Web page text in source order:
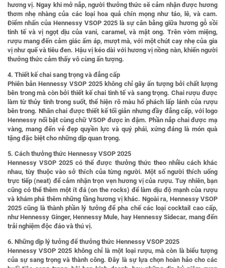
hương vị. Ngay khi mở nắp, người thưởng thức sẽ cảm nhận được hương
thơm nhẹ nhàng của các loại hoa quả chín mọng như táo, lê, và cam.
Điểm nhấn của Hennessy VSOP 2025 là sự cân bằng giữa hương gỗ sồi
tinh tế và vị ngọt dịu của vani, caramel, và mật ong. Trên vòm miệng,
rượu mang đến cảm giác ấm áp, mượt mà, với một chút cay nhẹ của gia
vị như quế và tiêu đen. Hậu vị kéo dài với hương vị nồng nàn, khiến người
thưởng thức cảm thấy vô cùng ấn tượng.
4. Thiết kế chai sang trọng và đẳng cấp
Phiên bản Hennessy VSOP 2025 không chỉ gây ấn tượng bởi chất lượng
bên trong mà còn bởi thiết kế chai tinh tế và sang trọng. Chai rượu được
làm từ thủy tinh trong suốt, thể hiện rõ màu hổ phách lấp lánh của rượu
bên trong. Nhãn chai được thiết kế tối giản nhưng đầy đẳng cấp, với logo
Hennessy nổi bật cùng chữ VSOP được in đậm. Phần nắp chai được mạ
vàng, mang đến vẻ đẹp quyền lực và quý phái, xứng đáng là món quà
tặng đặc biệt cho những dịp quan trọng.
5. Cách thưởng thức Hennessy VSOP 2025
Hennessy VSOP 2025 có thể được thưởng thức theo nhiều cách khác
nhau, tùy thuộc vào sở thích của từng người. Một số người thích uống
trực tiếp (neat) để cảm nhận trọn vẹn hương vị của rượu. Tuy nhiên, bạn
cũng có thể thêm một ít đá (on the rocks) để làm dịu độ mạnh của rượu
và khám phá thêm những tầng hương vị khác. Ngoài ra, Hennessy VSOP
2025 cũng là thành phần lý tưởng để pha chế các loại cocktail cao cấp,
như Hennessy Ginger, Hennessy Mule, hay Hennessy Sidecar, mang đến
trải nghiệm độc đáo và thú vị.
6. Những dịp lý tưởng để thưởng thức Hennessy VSOP 2025
Hennessy VSOP 2025 không chỉ là một loại rượu, mà còn là biểu tượng
của sự sang trọng và thành công. Đây là sự lựa chọn hoàn hảo cho các